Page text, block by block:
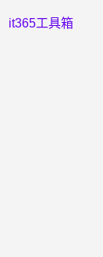
it365工具箱